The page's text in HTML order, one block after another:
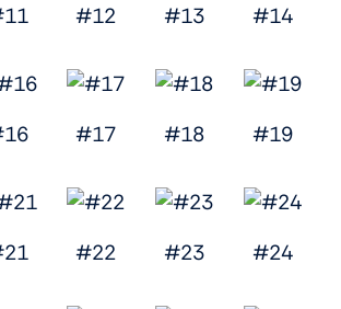
#12 #13 #14
#17 #18 #19
#22 #23 #24